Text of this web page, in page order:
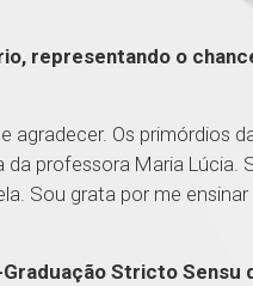
representando o
agradecer. Os primórdios
da professora Maria Lúcia.
Sou grata por me ensinar
Stricto Sensu